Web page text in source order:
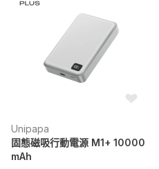
Unipapa
固態磁吸行動電源 M1+ 10000
mAh